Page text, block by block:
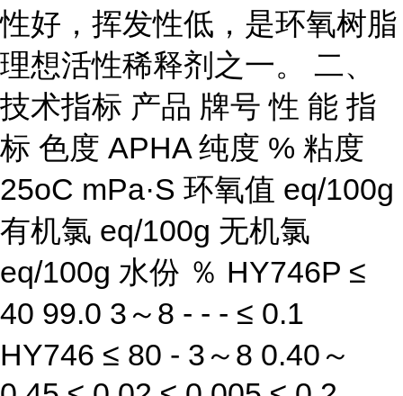
性好，挥发性低，是环氧树脂
理想活性稀释剂之一。 二、
技术指标 产品 牌号 性 能 指
标 色度 APHA 纯度 % 粘度
25oC mPa·S 环氧值 eq/100g
有机氯 eq/100g 无机氯
eq/100g 水份 ％ HY746P ≤
40 99.0 3～8 - - - ≤ 0.1
HY746 ≤ 80 - 3～8 0.40～